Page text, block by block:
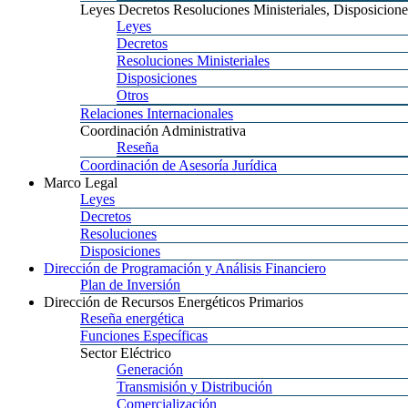
Leyes Decretos Resoluciones Ministeriales,
Leyes
Decretos
Resoluciones Ministeriales
Disposiciones
Otros
Relaciones Internacionales
Coordinación Administrativa
Reseña
Coordinación de Asesoría Jurídica
Marco Legal
Leyes
Decretos
Resoluciones
Disposiciones
Dirección de Programación y Análisis Financiero
Plan de Inversión
Dirección de Recursos Energéticos Primarios
Reseña energética
Funciones Específicas
SectorEléctrico
Generación
Transmisión y Distribución
Comercialización